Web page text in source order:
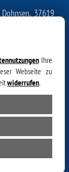
37619
37619
37619
37619
31020
37622 Hehlen,
37630
Brökeln, 37619
37619 Hohe,
Ihre
Webseite zu
widerrufen.